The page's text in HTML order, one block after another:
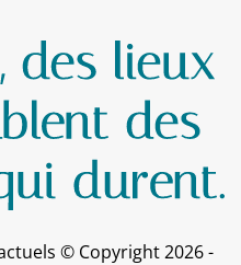
© Copyright 2026 -